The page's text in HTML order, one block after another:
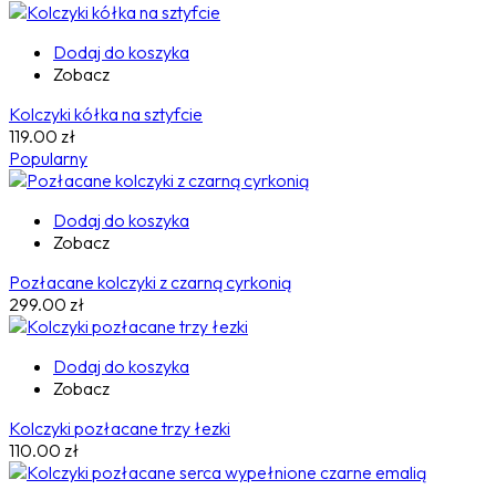
Dodaj do koszyka
Zobacz
Kolczyki kółka na sztyfcie
119.00 zł
Popularny
Dodaj do koszyka
Zobacz
Pozłacane kolczyki z czarną cyrkonią
299.00 zł
Dodaj do koszyka
Zobacz
Kolczyki pozłacane trzy łezki
110.00 zł